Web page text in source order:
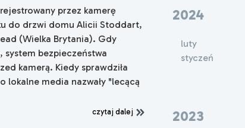
przez kamerę
do drzwi domu Alicii Stoddart,
(Wielka Brytania). Gdy
system bezpieczeństwa
kamerą. Kiedy sprawdziła
lokalne media nazwały "lecącą
czytaj dalej
2024
luty
styczeń
2023